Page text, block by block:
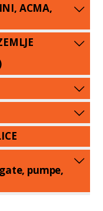
ACMA,
pumpe,